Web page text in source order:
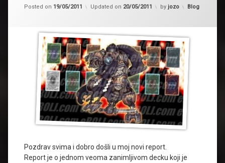
Posted on 19/05/2011 Updated on 20/05/2011 by jozo Kategorije:
Blog
Pozdrav svima i dobro došli u moj novi report.
Report je o jednom veoma zanimljivom decku koji je